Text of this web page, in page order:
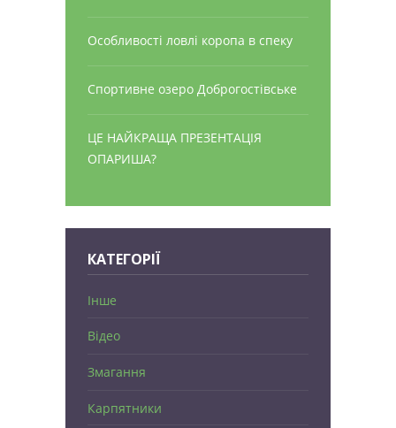
Особливості ловлі коропа в спеку
Спортивне озеро Доброгостівське
ЦЕ НАЙКРАЩА ПРЕЗЕНТАЦІЯ
ОПАРИША?
КАТЕГОРІЇ
Інше
Відео
Змагання
Карпятники